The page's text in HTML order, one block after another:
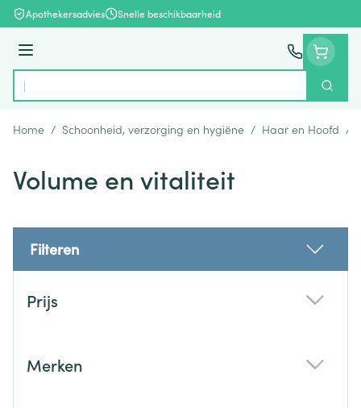
Ga naar de inhoud
Apothekersadvies Snelle beschikbaarheid
Menu
Product, merk, categorie...
Zoek
Home / Schoonheid, verzorging en hygiëne / Haar en Hoofd /
Volume en vitaliteit
Filteren
Prijs
Merken